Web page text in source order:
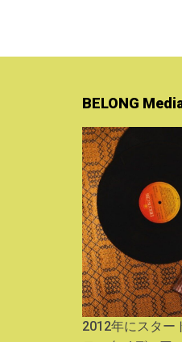
BELONG
2012年にスター